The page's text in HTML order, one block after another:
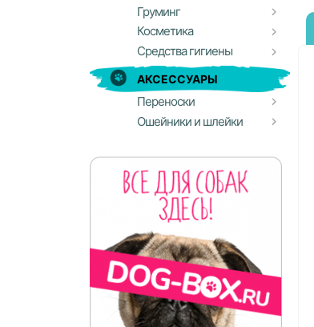
Груминг
Косметика
Средства гигиены
АКСЕССУАРЫ
Переноски
Ошейники и шлейки